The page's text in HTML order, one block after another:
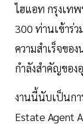
ไฮแอท กรุงเท
300 ท่านเข้าร่
ความสำเร็จขอ
กำลังสำคัญของ
งานนี้นับเป็นกา
Estate Agent